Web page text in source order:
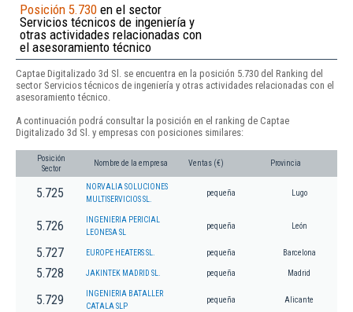
Posición 5.730 en el sector
Servicios técnicos de ingeniería y
otras actividades relacionadas con
el asesoramiento técnico
Captae Digitalizado 3d Sl. se encuentra en la posición 5.730 del Ranking del
sector Servicios técnicos de ingeniería y otras actividades relacionadas con el
asesoramiento técnico.
A continuación podrá consultar la posición en el ranking de Captae
Digitalizado 3d Sl. y empresas con posiciones similares:
Posición
Sector
Nombre de la empresa Ventas (€) Provincia
5.725
NORVALIA SOLUCIONES
MULTISERVICIOS SL.
pequeña Lugo
5.726
INGENIERIA PERICIAL
LEONESA SL
pequeña León
5.727 EUROPE HEATERS SL. pequeña Barcelona
5.728 JAKINTEK MADRID SL. pequeña Madrid
5.729
INGENIERIA BATALLER
CATALA SLP
pequeña Alicante